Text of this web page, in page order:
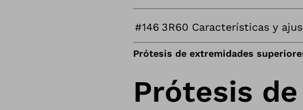
#146 3R60 Características y
Prótesis de extremidades
Prótesis